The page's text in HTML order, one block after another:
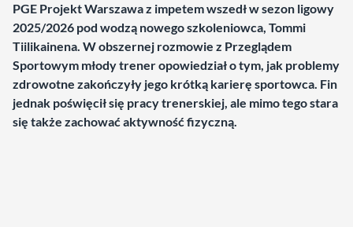
PGE Projekt Warszawa z impetem wszedł w sezon ligowy
2025/2026 pod wodzą nowego szkoleniowca, Tommi
Tiilikainena. W obszernej rozmowie z Przeglądem
Sportowym młody trener opowiedział o tym, jak problemy
zdrowotne zakończyły jego krótką karierę sportowca. Fin
jednak poświęcił się pracy trenerskiej, ale mimo tego stara
się także zachować aktywność fizyczną.